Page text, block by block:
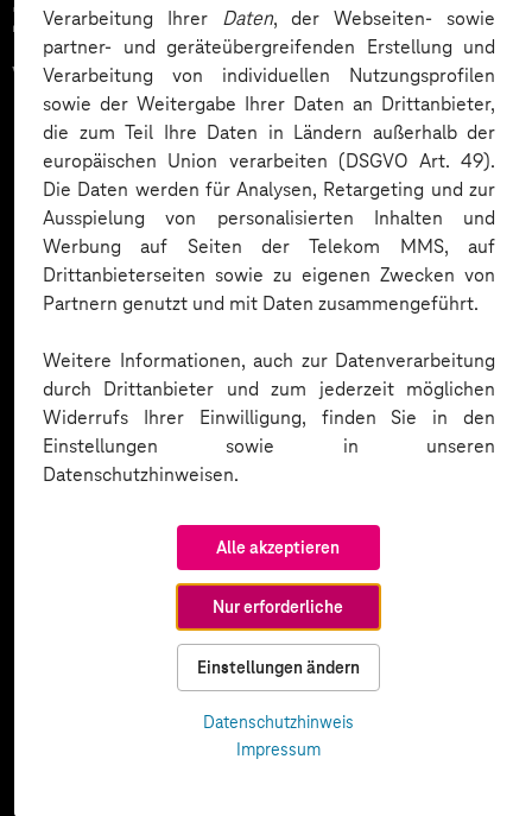
Verarbeitung Ihrer Daten, der Webseiten- sowie
partner- und geräteübergreifenden Erstellung und
Verarbeitung von individuellen Nutzungsprofilen
sowie der Weitergabe Ihrer Daten an Drittanbieter,
die zum Teil Ihre Daten in Ländern außerhalb der
europäischen Union verarbeiten (DSGVO Art. 49).
Die Daten werden für Analysen, Retargeting und zur
Ausspielung von personalisierten Inhalten und
Werbung auf Seiten der Telekom MMS, auf
Drittanbieterseiten sowie zu eigenen Zwecken von
Partnern genutzt und mit Daten zusammengeführt.
Weitere Informationen, auch zur Datenverarbeitung
durch Drittanbieter und zum jederzeit möglichen
Widerrufs Ihrer Einwilligung, finden Sie in den
Einstellungen sowie in unseren
Datenschutzhinweisen.
Alle akzeptieren
Nur erforderliche
Einstellungen ändern
Datenschutzhinweis
Impressum
Zahlreiche Unternehmen
vertrauen auf unsere
Expertise. Hier eine Auswahl: